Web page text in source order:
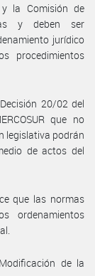
la Comisión de
y deben ser
jurídico
procedimientos
20/02 del
que no
legislativa podrán
de actos del
que las normas
ordenamientos
de la